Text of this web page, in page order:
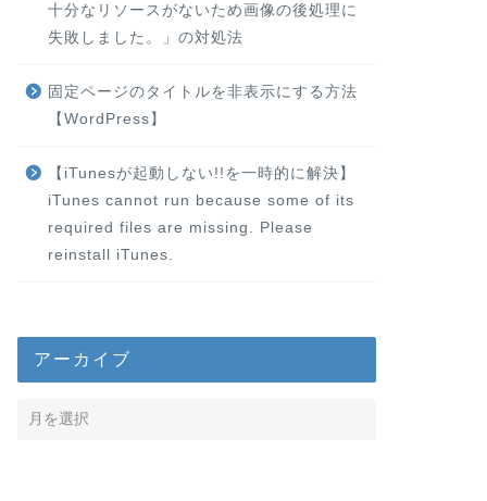
十分なリソースがないため画像の後処理に
失敗しました。」の対処法
固定ページのタイトルを非表示にする方法
【WordPress】
【iTunesが起動しない!!を一時的に解決】
iTunes cannot run because some of its
required files are missing. Please
reinstall iTunes.
アーカイブ